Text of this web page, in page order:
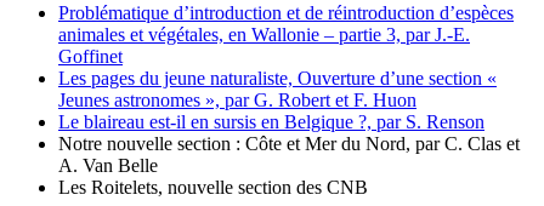
Problématique d’introduction et de réintroduction d’espèces
animales et végétales, en Wallonie – partie 3, par J.-E.
Goffinet
Les pages du jeune naturaliste, Ouverture d’une section «
Jeunes astronomes », par G. Robert et F. Huon
Le blaireau est-il en sursis en Belgique ?, par S. Renson
Notre nouvelle section : Côte et Mer du Nord, par C. Clas et
A. Van Belle
Les Roitelets, nouvelle section des CNB